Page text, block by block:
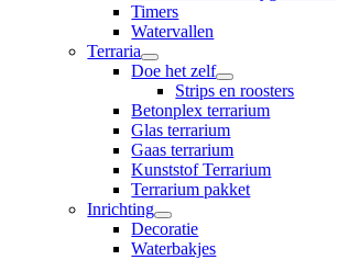
Timers
Watervallen
Terraria
Doe het zelf
Strips en roosters
Betonplex terrarium
Glas terrarium
Gaas terrarium
Kunststof Terrarium
Terrarium pakket
Inrichting
Decoratie
Waterbakjes